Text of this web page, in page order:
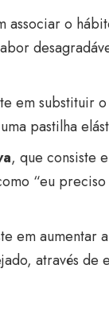
associar o
em substituir
pastilha
, que consiste
“eu
em aumentar
através de